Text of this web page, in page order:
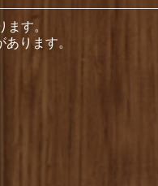
す。
ります。